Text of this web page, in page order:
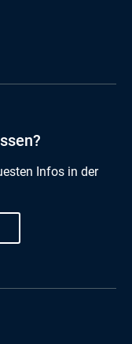
Infos in der